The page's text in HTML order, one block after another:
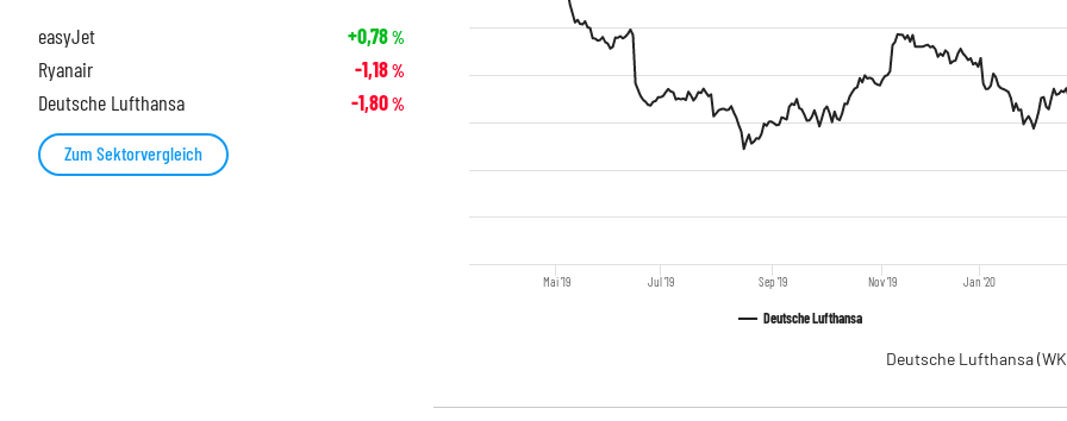
Deutsche Lufthansa
Mai '19 Jul '19 Sep '19 Nov '19 Jan '20
Deutsche Lufthansa
easyJet
+0,78%
Ryanair -1,18%
Deutsche Lufthansa -1,80%
Zum Sektorvergleich